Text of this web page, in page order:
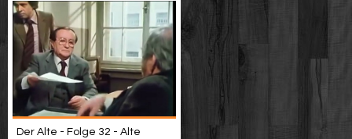
Der Alte - Folge 32 - Alte